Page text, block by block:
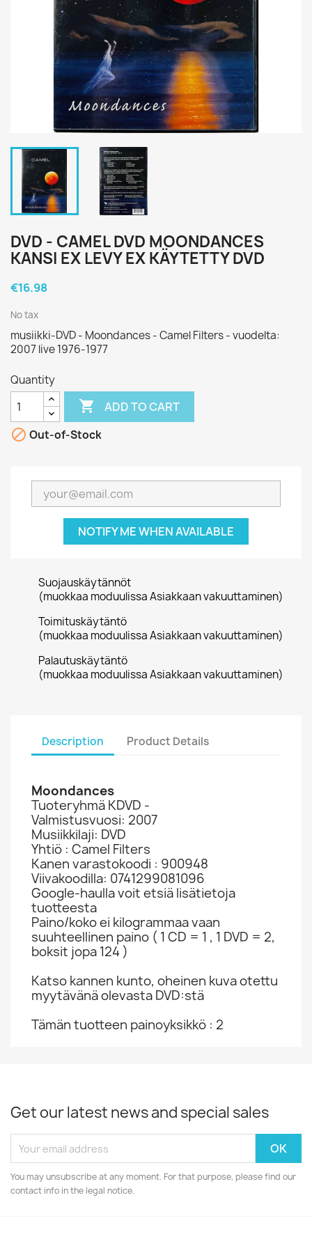
DVD - CAMEL DVD MOONDANCES
KANSI EX LEVY EX KÄYTETTY DVD
€16.98
No tax
musiikki-DVD - Moondances - Camel Filters - vuodelta:
2007 live 1976-1977
Quantity
 ADD TO CART
 Out-of-Stock
NOTIFY ME WHEN AVAILABLE
Suojauskäytännöt
(muokkaa moduulissa Asiakkaan vakuuttaminen)
Toimituskäytäntö
(muokkaa moduulissa Asiakkaan vakuuttaminen)
Palautuskäytäntö
(muokkaa moduulissa Asiakkaan vakuuttaminen)
Description Product Details
Moondances
Tuoteryhmä KDVD -
Valmistusvuosi: 2007
Musiikkilaji: DVD
Yhtiö : Camel Filters
Kanen varastokoodi : 900948
Viivakoodilla: 0741299081096
Google-haulla voit etsiä lisätietoja
tuotteesta
Paino/koko ei kilogrammaa vaan
suuhteellinen paino ( 1 CD = 1 , 1 DVD = 2,
boksit jopa 124 )
Katso kannen kunto, oheinen kuva otettu
myytävänä olevasta DVD:stä
Tämän tuotteen painoyksikkö : 2
Get our latest news and special sales
You may unsubscribe at any moment. For that purpose, please find our
contact info in the legal notice.